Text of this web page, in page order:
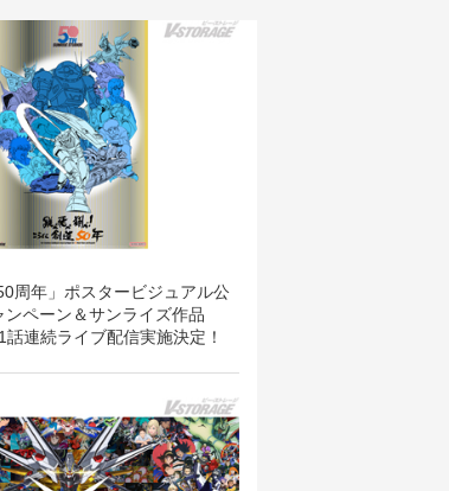
周年」ポスタービジュアル公
ンペーン＆サンライズ作品
話連続ライブ配信実施決定！